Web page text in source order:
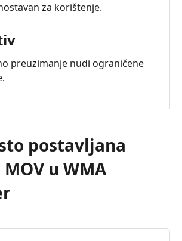
za korištenje.
preuzimanje nudi ograničene
postavljana
u WMA